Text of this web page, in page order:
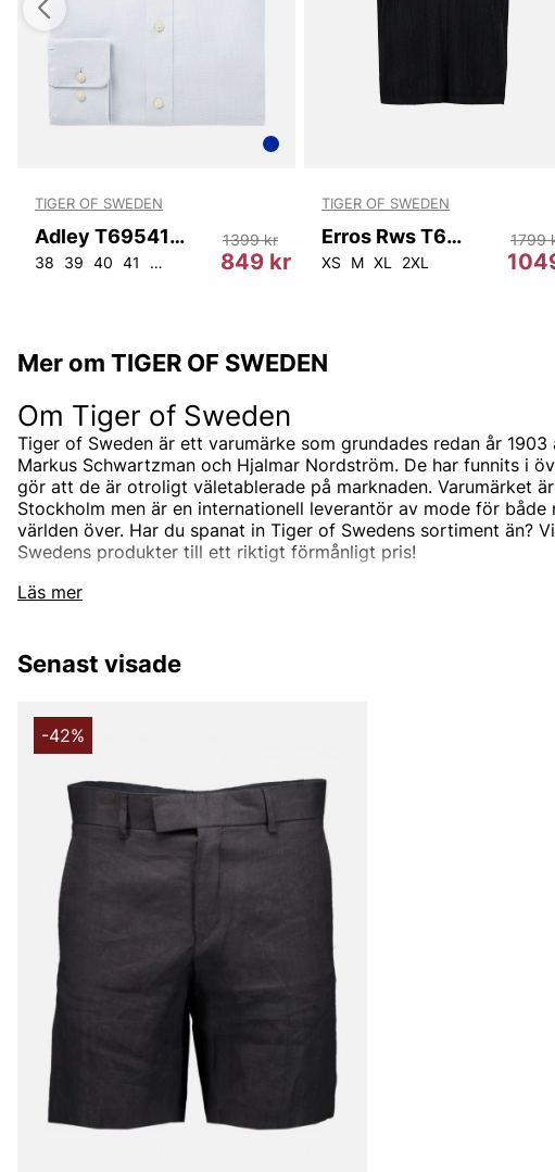
TIGER OF SWEDEN
Adley T69541 200
38 39 40 41 43 849 kr
1399 kr
TIGER OF SWEDEN
Erros Rws T68915 050
XS M XL 2XL
1799
Mer om TIGER OF SWEDEN
Läs mer
Om Tiger of Sweden
Tiger of Sweden är ett varumärke som grundades redan år 1903
Markus Schwartzman och Hjalmar Nordström. De har funnits i
gör att de är otroligt väletablerade på marknaden. Varumärket
Stockholm men är en internationell leverantör av mode för både
världen över. Har du spanat in Tiger of Swedens sortiment än?
Swedens produkter till ett riktigt förmånligt pris!
Tiger of Swedens sortiment
designas i den Stockholmsbaserade studion men de samarbetar
Under åren har produktutbudet breddats och speciellt utbudet
hitta både Tiger of Sweden herrskjortor och Tiger of Sweden
klassiska jackorna är också väldigt populära, speciellt Tiger of
herr och skinnjackor för herr.
Varumärket är också ett go-to-brand när man är ute efter
både för dam och herr. Med sin minimalistiska design, exklusiva
perfekta passform kan du vara säker på att du får en kostym
kan använda i flera år framöver. En kostym behöver inte betyda
tillställning, Tiger of Swedens kostymer och kavajer kan du
vardags. Bär en kavaj till t.ex. jeans eller ett par avslappnade
känslan av att vara moderiktig även till vardags.
Tiger of Sweden jeans
Tiger of Swedens herrjeans och herrbyxor är väldigt populära.
brett sortiment av jeans till ett riktigt bra pris, både slimfit såväl
skinny. Med över 100 år av erfarenhet och kunskap kan Tiger of
där perfekta jeansen som du förmodligen eftersträvar. Jeansen
materialet med en bekväm passform, för vad gillar man inte mer
Senast visade
-42%